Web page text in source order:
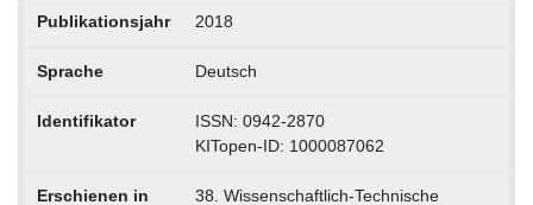
Publikationsjahr 2018
Sprache Deutsch
Identifikator
ISSN: 0942-2870
KITopen-ID: 1000087062
Erschienen in 38. Wissenschaftlich-Technische